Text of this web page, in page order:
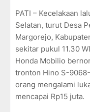
PATI – Kecelakaan
Selatan, turut Desa
Margorejo,
sekitar pukul 11.30
Honda Mobilio
tronton Hino S-
orang mengalami
mencapai Rp15 juta.